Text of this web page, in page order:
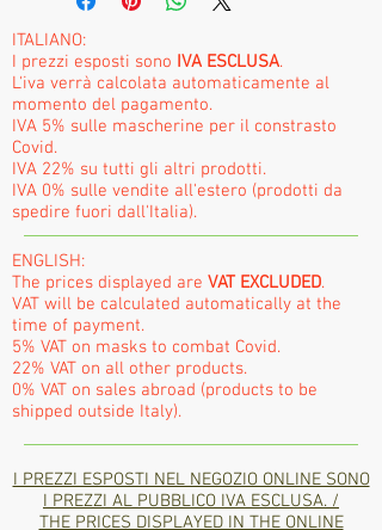
ITALIANO:
I prezzi esposti sono IVA ESCLUSA.
L'iva verrà calcolata automaticamente al
momento del pagamento.
IVA 5% sulle mascherine per il constrasto
Covid.
IVA 22% su tutti gli altri prodotti.
IVA 0% sulle vendite all'estero (prodotti da
spedire fuori dall'Italia).
ENGLISH:
The prices displayed are VAT EXCLUDED.
VAT will be calculated automatically at the
time of payment.
5% VAT on masks to combat Covid.
22% VAT on all other products.
0% VAT on sales abroad (products to be
shipped outside Italy).
I PREZZI ESPOSTI NEL NEGOZIO ONLINE SONO
I PREZZI AL PUBBLICO IVA ESCLUSA. /
THE PRICES DISPLAYED IN THE ONLINE